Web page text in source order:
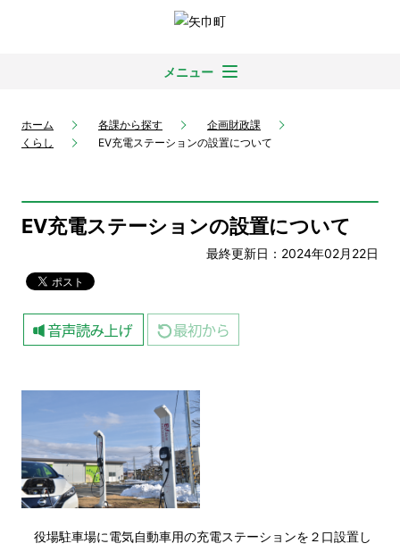
メニュー
ホーム 各課から探す
企画財政課
くらし
EV充電ステーションの設置について
EV充電ステーションの設置について
最終更新日：2024年02月22日
役場駐車場に電気自動車用の充電ステーションを２口設置し